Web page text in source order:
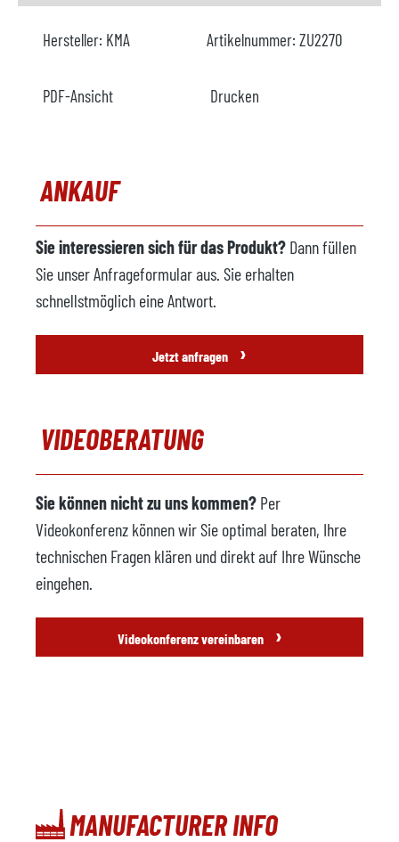
Hersteller: KMA Artikelnummer: ZU2270
PDF-Ansicht Drucken
ANKAUF
Sie interessieren sich für das Produkt? Dann füllen
Sie unser Anfrageformular aus. Sie erhalten
schnellstmöglich eine Antwort.
Jetzt anfragen ›
VIDEOBERATUNG
Sie können nicht zu uns kommen? Per
Videokonferenz können wir Sie optimal beraten, Ihre
technischen Fragen klären und direkt auf Ihre Wünsche
eingehen.
Videokonferenz vereinbaren ›
MANUFACTURER INFO